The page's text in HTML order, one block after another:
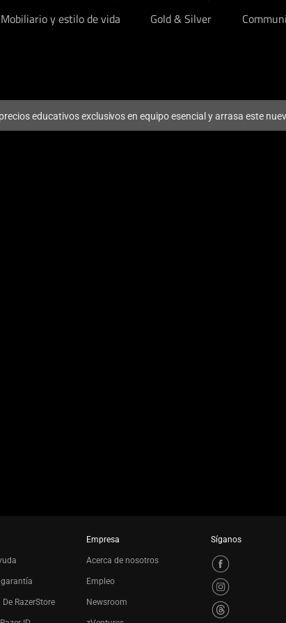
Mobiliario y estilo de vida Gold & Silver
educativos exclusivos en equipo esencial y arrasa este
garantía
RazerStore
Empresa
Acerca de nosotros
Empleo
Newsroom
Síganos